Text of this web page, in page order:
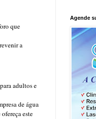
que
a
adultos e
de água
este
Agende